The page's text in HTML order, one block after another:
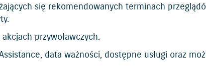
się rekomendowanych terminach
przywoławczych.
data ważności, dostępne usługi oraz